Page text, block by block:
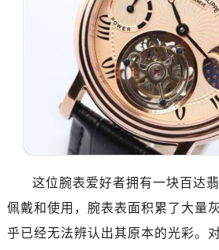
这位腕表爱好者拥有一块百达
佩戴和使用，腕表表面积累了大量
乎已经无法辨认出其原本的光彩。